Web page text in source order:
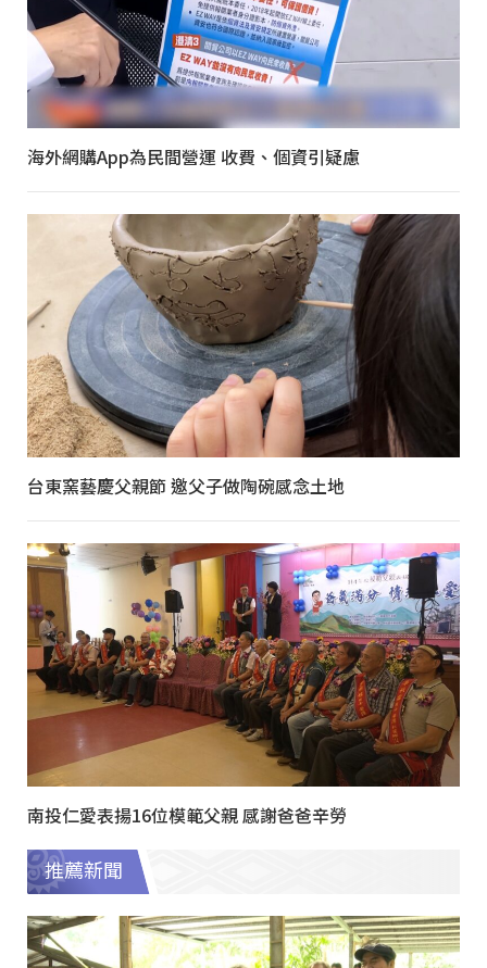
海外網購App為民間營運 收費、個資引疑慮
台東窯藝慶父親節 邀父子做陶碗感念土地
南投仁愛表揚16位模範父親 感謝爸爸辛勞
推薦新聞